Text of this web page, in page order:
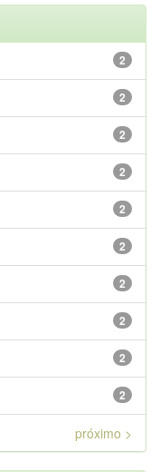
2
2
2
2
2
2
2
2
2
2
próximo >